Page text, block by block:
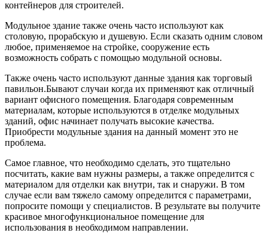
контейнеров для строителей.
Модульное здание также очень часто используют как
столовую, прорабскую и душевую. Если сказать одним словом
любое, применяемое на стройке, сооружение есть
возможность собрать с помощью модульной основы.
Также очень часто используют данные здания как торговый
павильон.Бывают случаи когда их применяют как отличный
вариант офисного помещения. Благодаря современным
материалам, которые используются в отделке модульных
зданий, офис начинает получать высокие качества.
Приобрести модульные здания на данный момент это не
проблема.
Самое главное, что необходимо сделать, это тщательно
посчитать, какие вам нужны размеры, а также определится с
материалом для отделки как внутри, так и снаружи. В том
случае если вам тяжело самому определится с параметрами,
попросите помощи у специалистов. В результате вы получите
красивое многофункциональное помещение для
использования в необходимом направлении.